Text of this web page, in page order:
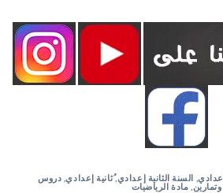
, السنة الثانية إعدادي,ُثانية إعدادي, دروس
وتمارين مادة الرياضيات